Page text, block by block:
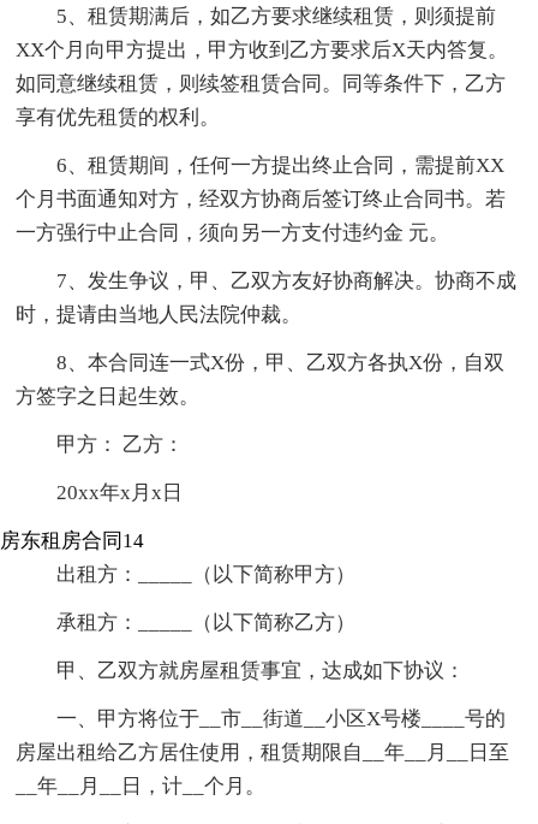
5、租赁期满后，如乙方要求继续租赁，则须提前
XX个月向甲方提出，甲方收到乙方要求后X天内答复。
如同意继续租赁，则续签租赁合同。同等条件下，乙方
享有优先租赁的权利。
6、租赁期间，任何一方提出终止合同，需提前XX
个月书面通知对方，经双方协商后签订终止合同书。若
一方强行中止合同，须向另一方支付违约金 元。
7、发生争议，甲、乙双方友好协商解决。协商不成
时，提请由当地人民法院仲裁。
8、本合同连一式X份，甲、乙双方各执X份，自双
方签字之日起生效。
甲方： 乙方：
20xx年x月x日
房东租房合同14
出租方：_____（以下简称甲方）
承租方：_____（以下简称乙方）
甲、乙双方就房屋租赁事宜，达成如下协议：
一、甲方将位于__市__街道__小区X号楼____号的
房屋出租给乙方居住使用，租赁期限自__年__月__日至
__年__月__日，计__个月。